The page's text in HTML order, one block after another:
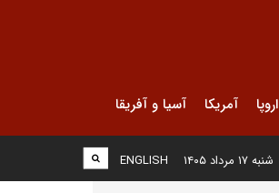
اروپا آمریکا آسیا و آفریقا
ENGLISH شنبه ۱۷ مرداد ۱۴۰۵